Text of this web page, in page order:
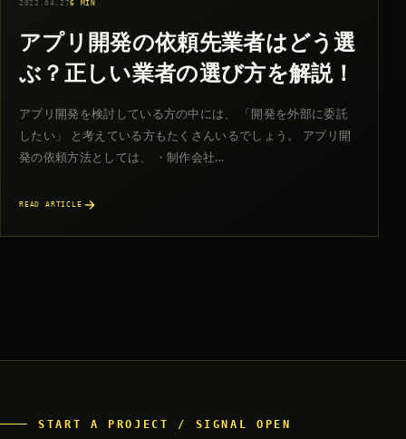
2022.04.276 MIN
アプリ開発の依頼先業者はどう選
ぶ？正しい業者の選び方を解説！
アプリ開発を検討している方の中には、 「開発を外部に委託
したい」 と考えている方もたくさんいるでしょう。 アプリ開
発の依頼方法としては、 ・制作会社…
READ ARTICLE
START A PROJECT / SIGNAL OPEN